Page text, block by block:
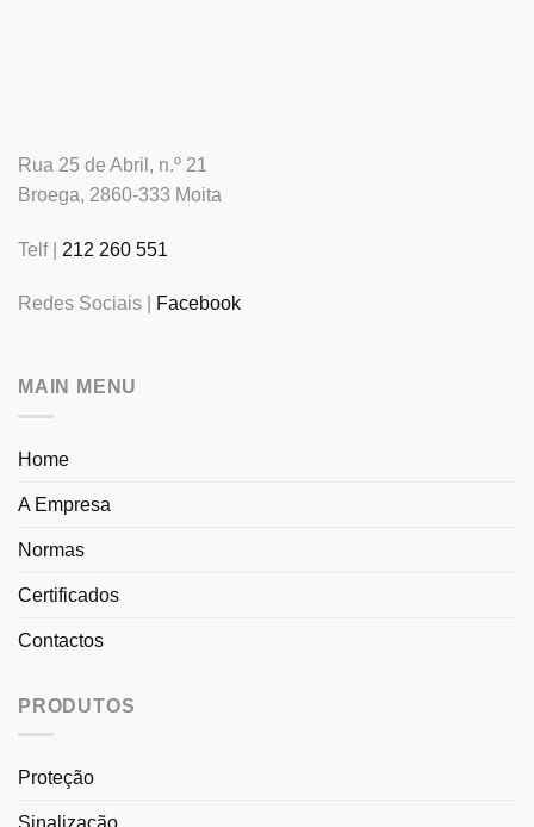
Rua 25 de Abril, n.º 21
Broega, 2860-333 Moita
Telf | 212 260 551
Redes Sociais | Facebook
MAIN MENU
Home
A Empresa
Normas
Certificados
Contactos
PRODUTOS
Proteção